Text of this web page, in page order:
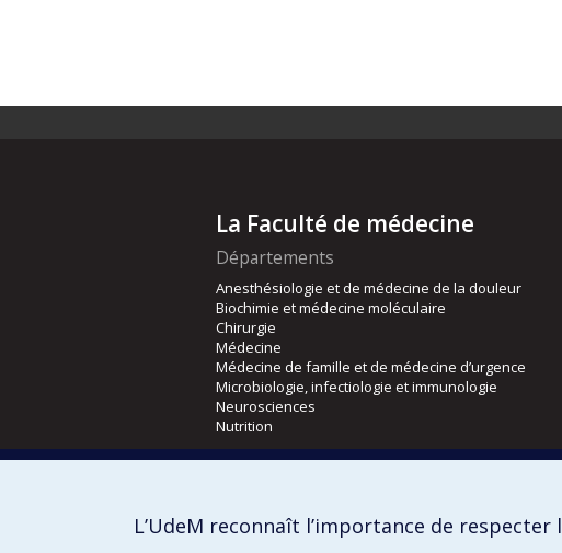
La Faculté de médecine
Départements
Anesthésiologie et de médecine de la douleur
Biochimie et médecine moléculaire
Chirurgie
Médecine
Médecine de famille et de médecine d’urgence
Microbiologie, infectiologie et immunologie
Neurosciences
Nutrition
Orthophonie et audiologie
L’UdeM reconnaît l’importance de respecter